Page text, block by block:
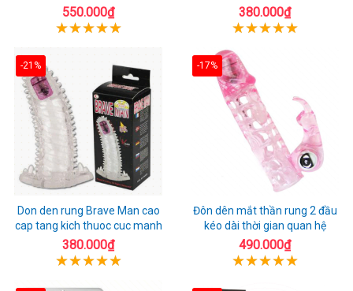
550.000₫ 380.000₫
-21%
Don den rung Brave Man cao
cap tang kich thuoc cuc manh
380.000₫
-17%
Đôn dên mắt thần rung 2 đầu
kéo dài thời gian quan hệ
490.000₫